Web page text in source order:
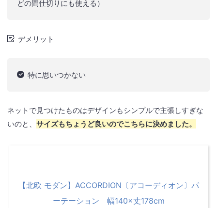
どの間仕切りにも使える）
デメリット
特に思いつかない
ネットで見つけたものはデザインもシンプルで主張しすぎな
いのと、 サイズもちょうど良いのでこちらに決めました。
【北欧 モダン】ACCORDION〔アコーディオン〕パ
ーテーション 幅140×丈178cm